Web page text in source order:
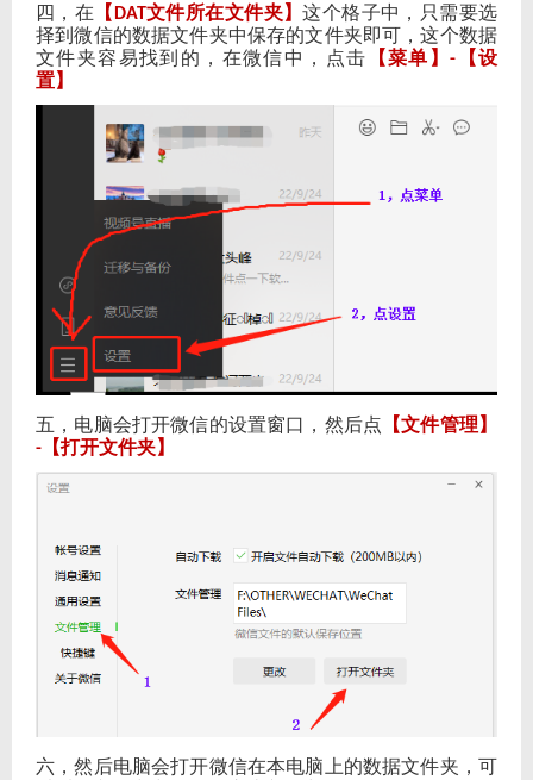
四，在 【 DAT文件所在文件夹】这个格子中，只需要选
择到微信的数据文件夹中保存的文件夹即可，这个数据
文件夹容易找到的，在微信中，点击 【菜单】- 【设
置】
五，电脑会打开微信的设置窗口，然后点 【文件管理】
- 【打开文件夹】
六，然后电脑会打开微信在本电脑上的数据文件夹，可